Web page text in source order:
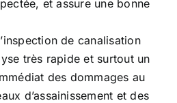
et assure une bonne
de canalisation
très rapide et surtout un
des dommages au
d’assainissement et des